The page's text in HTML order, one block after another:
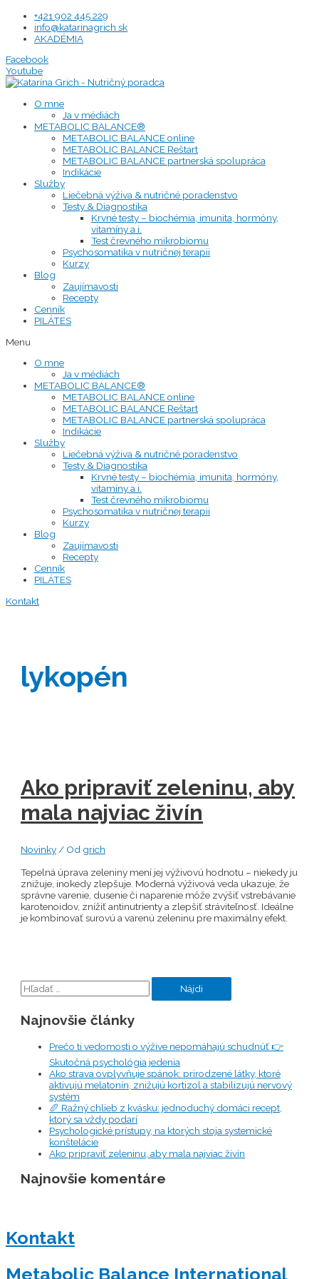
Preskočiť
obsah
+421 902 445 229
info@katarinagrich.sk
AKADÉMIA
Facebook
Youtube
O mne
Ja v médiách
METABOLIC BALANCE®
METABOLIC BALANCE online
METABOLIC BALANCE Reštart
METABOLIC BALANCE partnerská spolupráca
Indikácie
Služby
Liečebná výživa & nutričné poradenstvo
Testy & Diagnostika
Krvné testy – biochémia, imunita, hormóny,
vitamíny a i.
Test črevného mikrobiomu
Psychosomatika v nutričnej terapii
Kurzy
Blog
Zaujímavosti
Recepty
Cenník
PILÁTES
Menu
O mne
Ja v médiách
METABOLIC BALANCE®
METABOLIC BALANCE online
METABOLIC BALANCE Reštart
METABOLIC BALANCE partnerská spolupráca
Indikácie
Služby
Liečebná výživa & nutričné poradenstvo
Testy & Diagnostika
Krvné testy – biochémia, imunita, hormóny,
vitamíny a i.
Test črevného mikrobiomu
Psychosomatika v nutričnej terapii
Kurzy
Blog
Zaujímavosti
Recepty
Cenník
PILÁTES
Kontakt
lykopén
Ako pripraviť zeleninu, aby
mala najviac živín
Novinky/ Od grich
Tepelná úprava zeleniny mení jej výživovú hodnotu – niekedy ju
znižuje, inokedy zlepšuje. Moderná výživová veda ukazuje, že
správne varenie, dusenie či naparenie môže zvýšiť vstrebávanie
karotenoidov, znížiť antinutrienty a zlepšiť stráviteľnosť. Ideálne
je kombinovať surovú a varenú zeleninu pre maximálny efekt.
Hľadať:
Najnovšie články
Prečo ti vedomosti o výžive nepomáhajú schudnúť 👉
Skutočná psychológia jedenia
Ako strava ovplyvňuje spánok: prirodzené látky, ktoré
aktivujú melatonín, znižujú kortizol a stabilizujú nervový
systém
🥖 Ražný chlieb z kvásku: jednoduchý domáci recept,
ktorý sa vždy podarí
Psychologické prístupy, na ktorých stoja systemické
konštelácie
Ako pripraviť zeleninu, aby mala najviac živín
Najnovšie komentáre
Kontakt
Metabolic Balance International